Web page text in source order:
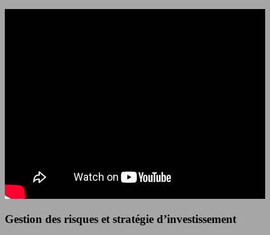
Gestion des risques et stratégie d’investissement